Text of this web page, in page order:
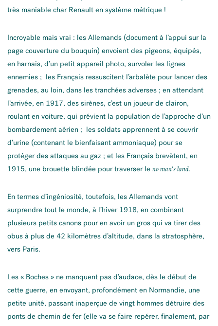
très maniable char Renault en système métrique !
Incroyable mais vrai : les Allemands (document à l’appui sur la
page couverture du bouquin) envoient des pigeons, équipés,
en harnais, d’un petit appareil photo, survoler les lignes
ennemies ; les Français ressuscitent l’arbalète pour lancer des
grenades, au loin, dans les tranchées adverses ; en attendant
l’arrivée, en 1917, des sirènes, c’est un joueur de clairon,
roulant en voiture, qui prévient la population de l’approche d’un
bombardement aérien ; les soldats apprennent à se couvrir
d’urine (contenant le bienfaisant ammoniaque) pour se
protéger des attaques au gaz ; et les Français brevètent, en
1915, une brouette blindée pour traverser le no man’s land.
En termes d’ingéniosité, toutefois, les Allemands vont
surprendre tout le monde, à l’hiver 1918, en combinant
plusieurs petits canons pour en avoir un gros qui va tirer des
obus à plus de 42 kilomètres d’altitude, dans la stratosphère,
vers Paris.
Les « Boches » ne manquent pas d’audace, dès le début de
cette guerre, en envoyant, profondément en Normandie, une
petite unité, passant inaperçue de vingt hommes détruire des
ponts de chemin de fer (elle va se faire repérer, finalement, par